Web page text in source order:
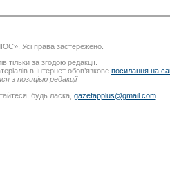
Усі права застережено.
тільки за згодою редакції.
в Інтернет обов’язкове посилання на
з позицією редакції
будь ласка, gazetapplus@gmail.com